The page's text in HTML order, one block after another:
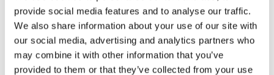
provide social media features and to analyse our traffic.
We also share information about your use of our site with
our social media, advertising and analytics partners who
may combine it with other information that you’ve
provided to them or that they’ve collected from your use